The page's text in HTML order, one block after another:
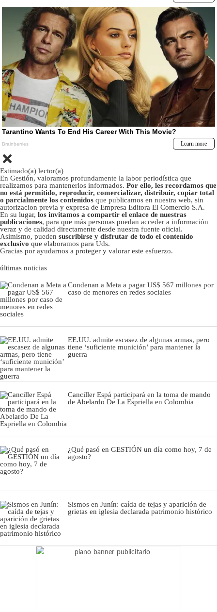
Estimado(a) lector(a)
En Gestión, valoramos profundamente la labor periodística que
realizamos para mantenerlos informados. Por ello, les recordamos que
no está permitido, reproducir, comercializar, distribuir, copiar total
o parcialmente los contenidos que publicamos en nuestra web, sin
autorizacion previa y expresa de Empresa Editora El Comercio S.A.
En su lugar, los invitamos a compartir el enlace de nuestras
publicaciones, para que más personas puedan acceder a información
veraz y de calidad directamente desde nuestra fuente oficial.
Asimismo, pueden suscribirse y disfrutar de todo el contenido
exclusivo que elaboramos para Uds.
Gracias por ayudarnos a proteger y valorar este esfuerzo.
últimas noticias
Condenan a Meta a pagar US$ 567 millones por
caso de menores en redes sociales
EE.UU. admite escasez de algunas armas, pero
tiene ‘suficiente munición’ para mantener la
guerra
Canciller Espá participará en la toma de mando
de Abelardo De La Espriella en Colombia
¿Qué pasó en GESTIÓN un día como hoy, 7 de
agosto?
Sismos en Junín: caída de tejas y aparición de
grietas en iglesia declarada patrimonio histórico